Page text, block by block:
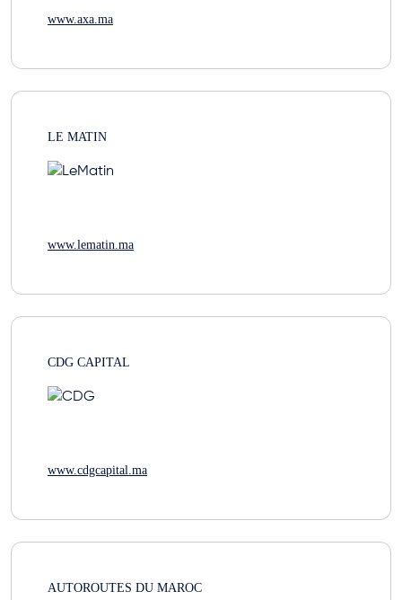
www.axa.ma
LE MATIN
www.lematin.ma
CDG CAPITAL
www.cdgcapital.ma
AUTOROUTES DU MAROC